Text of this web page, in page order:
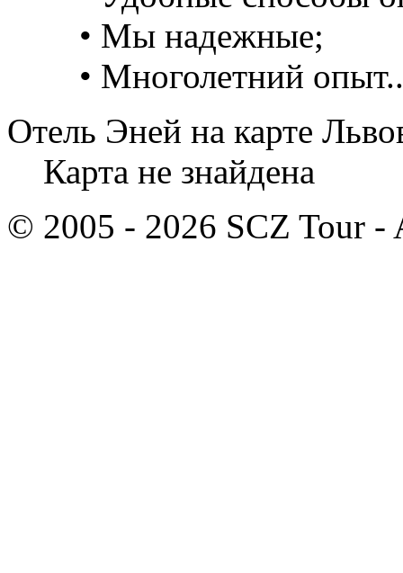
• Мы надежные;
• Многолетний
Отель Эней на карте
Карта не знайдена
© 2005 - 2026 SCZ Tour -